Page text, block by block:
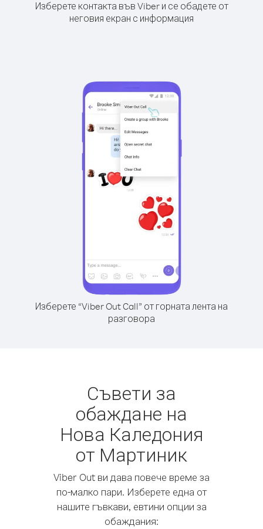
Изберете контакта във Viber и се обадете от
неговия екран с информация
Изберете “Viber Out Call” от горната лента на
разговора
Съвети за
обаждане на
Нова Каледония
от Мартиник
Viber Out ви дава повече време за
по-малко пари. Изберете една от
нашите гъвкави, евтини опции за
обаждания: